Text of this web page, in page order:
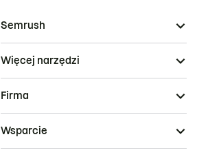
Semrush
Więcej narzędzi
Firma
Wsparcie